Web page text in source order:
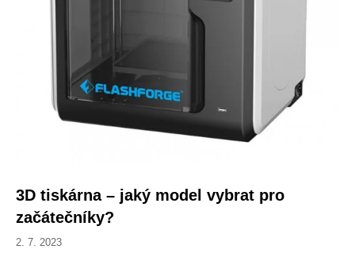
3D tiskárna – jaký model vybrat pro
začátečníky?
2. 7. 2023